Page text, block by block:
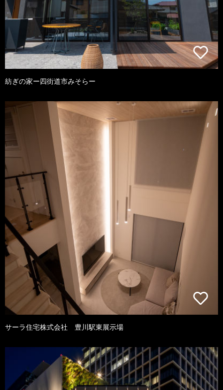
紡ぎの家ー四街道市みそらー
サーラ住宅株式会社 豊川駅東展示場